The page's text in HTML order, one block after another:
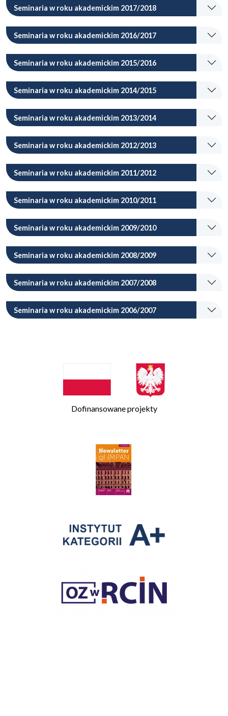
Seminaria w roku akademickim 2017/2018
Seminaria w roku akademickim 2016/2017
Seminaria w roku akademickim 2015/2016
Seminaria w roku akademickim 2014/2015
Seminaria w roku akademickim 2013/2014
Seminaria w roku akademickim 2012/2013
Seminaria w roku akademickim 2011/2012
Seminaria w roku akademickim 2010/2011
Seminaria w roku akademickim 2009/2010
Seminaria w roku akademickim 2008/2009
Seminaria w roku akademickim 2007/2008
Seminaria w roku akademickim 2006/2007
Dofinansowane projekty